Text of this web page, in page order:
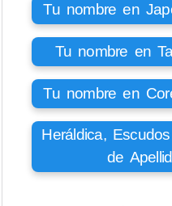
Tu nombre en
Tu nombre en
Tu nombre en
Heráldica,
de